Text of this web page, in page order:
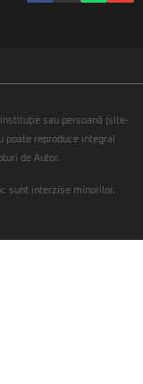
sau persoană (site-
reproduce integral
de Autor.
sunt interzise minorilor.